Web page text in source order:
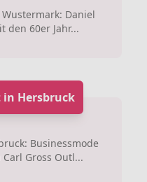
Daniel
den 60er Jahr...
in Hersbruck
Businessmode
Gross Outl...